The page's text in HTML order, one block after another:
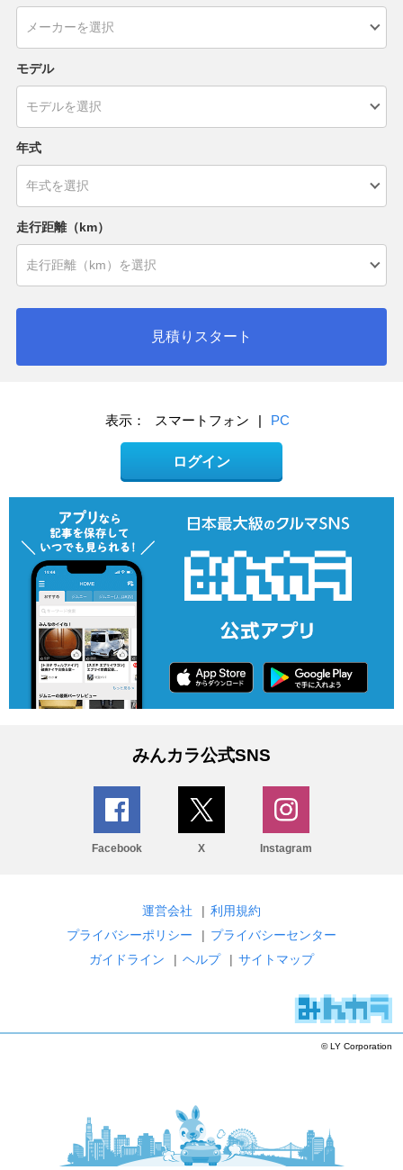
モデル
年式
走行距離（km）
見積りスタート
表示： スマートフォン | PC
ログイン
みんカラ公式SNS
Facebook X Instagram
運営会社 | 利用規約
プライバシーポリシー
| プライバシーセンター
ガイドライン
| ヘルプ | サイトマップ
© LY Corporation